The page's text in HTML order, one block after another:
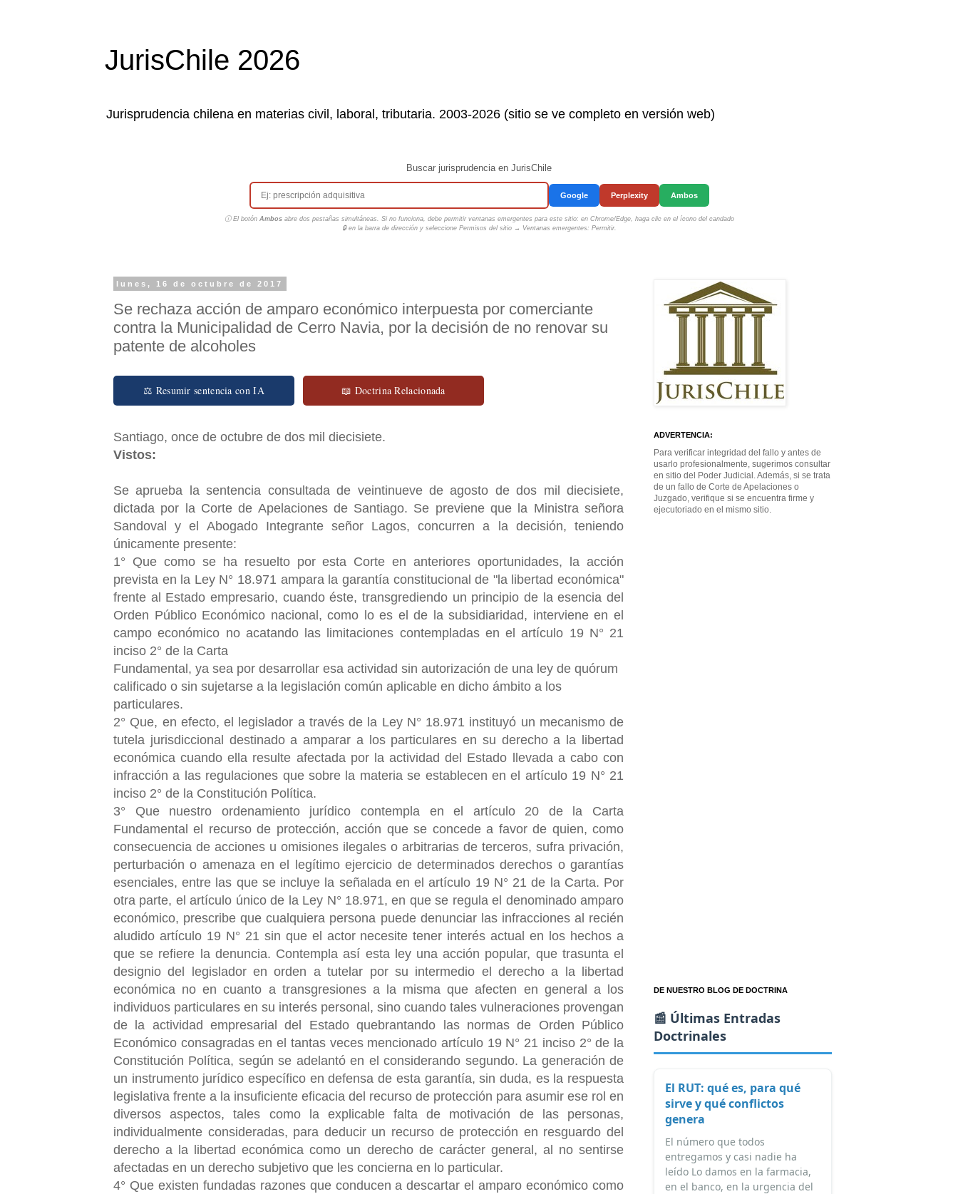
JurisChile 2026
Jurisprudencia chilena en materias civil, laboral, tributaria. 2003-2026 (sitio se ve completo en versión web)
Buscar jurisprudencia en JurisChile
Google Perplexity Ambos
ⓘ El botón Ambosabre dos pestañas simultáneas. Si no funciona, debe permitir ventanas emergentes para este sitio: en Chrome/Edge, haga clic en el ícono del candado
🔒 en la barra de dirección y seleccione Permisos del sitio → Ventanas emergentes: Permitir.
lunes, 16 de octubre de 2017
Se rechaza acción de amparo económico interpuesta por comerciante
contra la Municipalidad de Cerro Navia, por la decisión de no renovar su
patente de alcoholes
⚖ Resumir sentencia con IA 📖 Doctrina Relacionada
Santiago, once de octubre de dos mil diecisiete.
Vistos:
Se aprueba la sentencia consultada de veintinueve de agosto de dos mil diecisiete,
dictada por la Corte de Apelaciones de Santiago. Se previene que la Ministra señora
Sandoval y el Abogado Integrante señor Lagos, concurren a la decisión, teniendo
únicamente presente:
1° Que como se ha resuelto por esta Corte en anteriores oportunidades, la acción
prevista en la Ley N° 18.971 ampara la garantía constitucional de "la libertad económica"
frente al Estado empresario, cuando éste, transgrediendo un principio de la esencia del
Orden Público Económico nacional, como lo es el de la subsidiaridad, interviene en el
campo económico no acatando las limitaciones contempladas en el artículo 19 N° 21
inciso 2° de la Carta
Fundamental, ya sea por desarrollar esa actividad sin autorización de una ley de quórum
calificado o sin sujetarse a la legislación común aplicable en dicho ámbito a los
particulares.
2° Que, en efecto, el legislador a través de la Ley N° 18.971 instituyó un mecanismo de
tutela jurisdiccional destinado a amparar a los particulares en su derecho a la libertad
económica cuando ella resulte afectada por la actividad del Estado llevada a cabo con
infracción a las regulaciones que sobre la materia se establecen en el artículo 19 N° 21
inciso 2° de la Constitución Política.
3° Que nuestro ordenamiento jurídico contempla en el artículo 20 de la Carta
Fundamental el recurso de protección, acción que se concede a favor de quien, como
consecuencia de acciones u omisiones ilegales o arbitrarias de terceros, sufra privación,
perturbación o amenaza en el legítimo ejercicio de determinados derechos o garantías
esenciales, entre las que se incluye la señalada en el artículo 19 N° 21 de la Carta. Por
otra parte, el artículo único de la Ley N° 18.971, en que se regula el denominado amparo
económico, prescribe que cualquiera persona puede denunciar las infracciones al recién
aludido artículo 19 N° 21 sin que el actor necesite tener interés actual en los hechos a
que se refiere la denuncia. Contempla así esta ley una acción popular, que trasunta el
designio del legislador en orden a tutelar por su intermedio el derecho a la libertad
económica no en cuanto a transgresiones a la misma que afecten en general a los
individuos particulares en su interés personal, sino cuando tales vulneraciones provengan
de la actividad empresarial del Estado quebrantando las normas de Orden Público
Económico consagradas en el tantas veces mencionado artículo 19 N° 21 inciso 2° de la
Constitución Política, según se adelantó en el considerando segundo. La generación de
un instrumento jurídico específico en defensa de esta garantía, sin duda, es la respuesta
legislativa frente a la insuficiente eficacia del recurso de protección para asumir ese rol en
diversos aspectos, tales como la explicable falta de motivación de las personas,
individualmente consideradas, para deducir un recurso de protección en resguardo del
derecho a la libertad económica como un derecho de carácter general, al no sentirse
afectadas en un derecho subjetivo que les concierna en lo particular.
4° Que existen fundadas razones que conducen a descartar el amparo económico como
ADVERTENCIA:
Para verificar integridad del fallo y antes de
usarlo profesionalmente, sugerimos consultar
en sitio del Poder Judicial. Además, si se trata
de un fallo de Corte de Apelaciones o
Juzgado, verifique si se encuentra firme y
ejecutoriado en el mismo sitio.
DE NUESTRO BLOG DE DOCTRINA
📰 Últimas Entradas
Doctrinales
El RUT: qué es, para qué
sirve y qué conflictos
genera
El número que todos
entregamos y casi nadie ha
leído Lo damos en la farmacia,
en el banco, en la urgencia del